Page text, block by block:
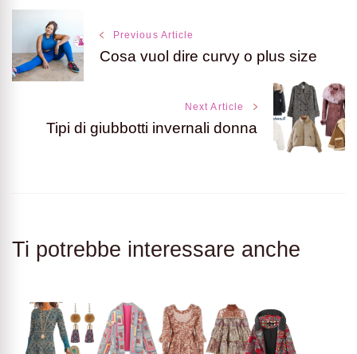
Post
Navigation
Previous Article
Cosa vuol dire curvy o plus size
Next Article
Tipi di giubbotti invernali donna
Ti potrebbe interessare anche